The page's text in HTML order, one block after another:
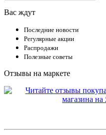
Вас ждут
Последние новости
Регулярные акции
Распродажи
Полезные советы
Отзывы на маркете